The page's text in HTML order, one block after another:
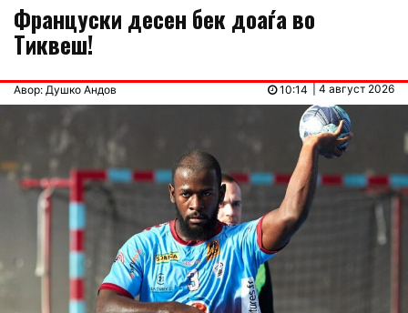
Француски десен бек доаѓа во
Тиквеш!
Авор: Душко Андов | 4 август 2026
10:14